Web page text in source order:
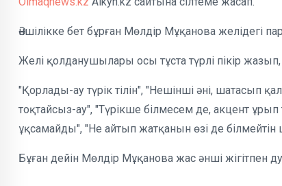
Әншілікке бет бұрған Мөлдір Мұқанова желідегі
Желі қолданушылары осы тұста түрлі пікір
"Қорлады-ау түрік тілін", "Нешінші әні, шатасып
тоқтайсыз-ау", "Түрікше білмесем де, акцент
ұқсамайды", "Не айтып жатқанын өзі де білмейтін
Бұған дейін Мөлдір Мұқанова жас әнші жігітпен